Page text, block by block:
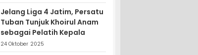
Jelang Liga 4 Jatim, Persatu
Tuban Tunjuk Khoirul Anam
sebagai Pelatih Kepala
24 Oktober 2025